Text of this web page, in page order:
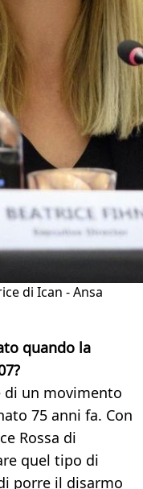
di Ican - Ansa
quando la
di un movimento
75 anni fa. Con
Rossa di
quel tipo di
porre il disarmo